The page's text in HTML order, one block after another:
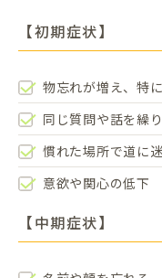
【初期症状】
物忘れが増え、特
同じ質問や話を繰
慣れた場所で道に
意欲や関心の低下
【中期症状】